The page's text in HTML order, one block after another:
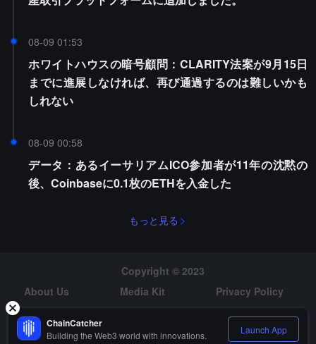
08-09 01:53
ホワイトハウスの暗号顧問：CLARITY法案が9月15日
までに進展しなければ、再び通過するのは難しいかも
しれない
08-09 00:58
データ：あるイーサリアムICO参加者が11年の沈黙の
後、Coinbaseに0.1枚のETHを入金した
もっと見る
Copyright © 2023
About Us
Media Kit
Privacy Policy
Risk Warning
Hiring
ChainCatcher
Building the Web3 world with innovations. Launch App